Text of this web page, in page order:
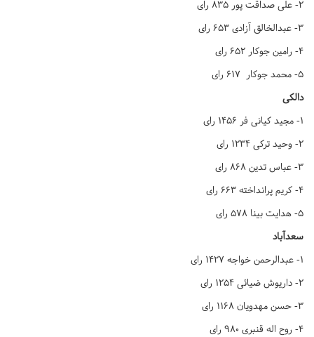
۲- علی صداقت پور ۸۳۵ رای
۳- عبدالخالق آزادی ۶۵۳ رای
۴- رامین جوکار ۶۵۲ رای
۵- محمد جوکار ۶۱۷ رای
دالکی
۱- مجید کیانی فر ۱۴۵۶ رای
۲- وحید ترکی ۱۲۳۴ رای
۳- عباس تدین ۸۶۸ رای
۴- کریم پرانداخته ۶۶۳ رای
۵- هدایت بینا ۵۷۸ رای
سعدآباد
۱- عبدالرحمن خواجه ۱۴۲۷ رای
۲- داریوش ضیائی ۱۲۵۴ رای
۳- حسن مهدویان ۱۱۶۸ رای
۴- روح اله قنبری ۹۸۰ رای